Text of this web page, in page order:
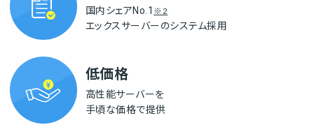
国内シェアNo.1 ※2
エックスサーバーのシステム採用
低価格
高性能サーバーを
手頃な価格で提供